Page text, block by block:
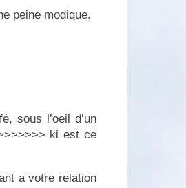
peine modique.
sous l’oeil d’un
ki est ce
a votre relation